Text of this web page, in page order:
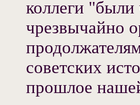
коллеги
чрезвычайно
советских
прошлое